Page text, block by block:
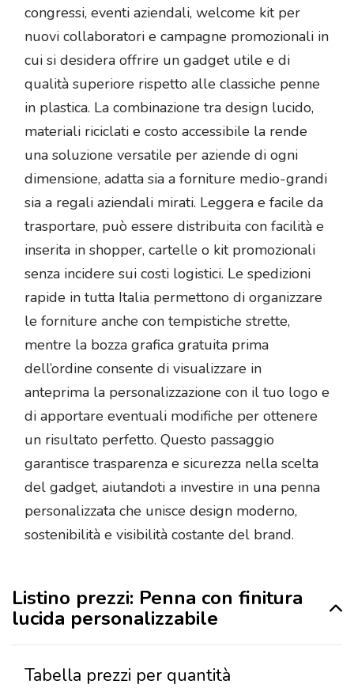
congressi, eventi aziendali, welcome kit per
nuovi collaboratori e campagne promozionali in
cui si desidera offrire un gadget utile e di
qualità superiore rispetto alle classiche penne
in plastica. La combinazione tra design lucido,
materiali riciclati e costo accessibile la rende
una soluzione versatile per aziende di ogni
dimensione, adatta sia a forniture medio-grandi
sia a regali aziendali mirati. Leggera e facile da
trasportare, può essere distribuita con facilità e
inserita in shopper, cartelle o kit promozionali
senza incidere sui costi logistici. Le spedizioni
rapide in tutta Italia permettono di organizzare
le forniture anche con tempistiche strette,
mentre la bozza grafica gratuita prima
dell’ordine consente di visualizzare in
anteprima la personalizzazione con il tuo logo e
di apportare eventuali modifiche per ottenere
un risultato perfetto. Questo passaggio
garantisce trasparenza e sicurezza nella scelta
del gadget, aiutandoti a investire in una penna
personalizzata che unisce design moderno,
sostenibilità e visibilità costante del brand.
Listino prezzi: Penna con finitura
lucida personalizzabile
Tabella prezzi per quantità